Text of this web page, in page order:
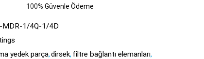
100% Güvenle Ödeme
MDR-1/4Q-1/4D
yedek parça,dirsek,filtre bağlantı elemanları,